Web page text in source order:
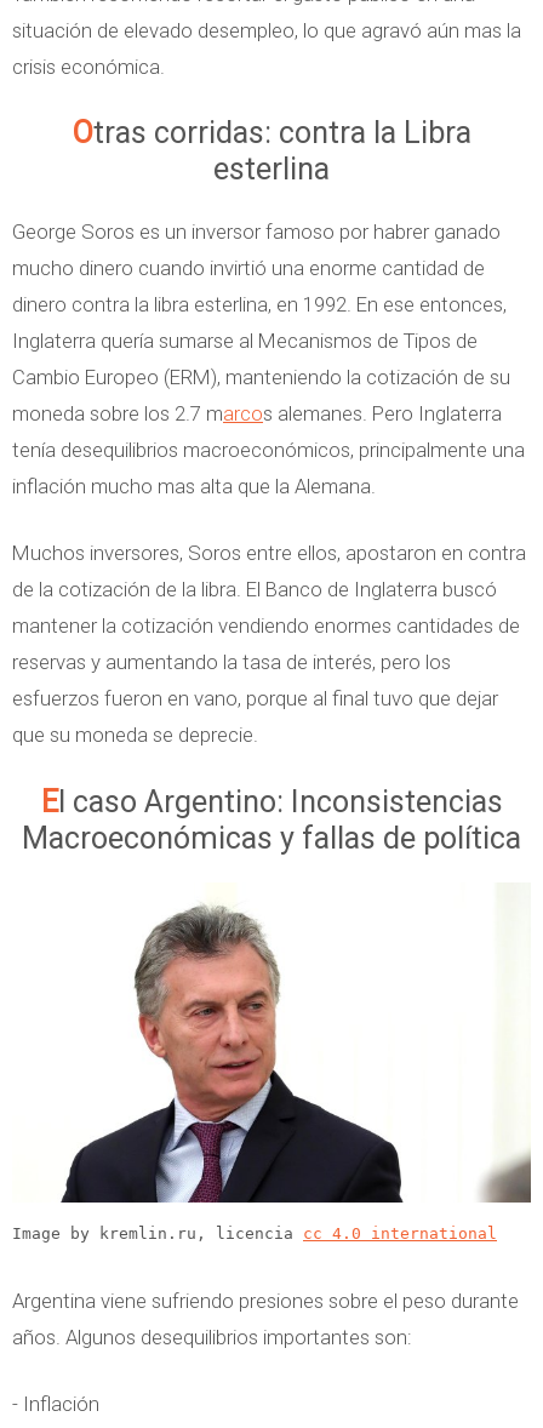
situación de elevado desempleo, lo que agravó aún mas la
crisis económica.
Otras corridas: contra la Libra
esterlina
George Soros es un inversor famoso por habrer ganado
mucho dinero cuando invirtió una enorme cantidad de
dinero contra la libra esterlina, en 1992. En ese entonces,
Inglaterra quería sumarse al Mecanismos de Tipos de
Cambio Europeo (ERM), manteniendo la cotización de su
moneda sobre los 2.7 marcos alemanes. Pero Inglaterra
tenía desequilibrios macroeconómicos, principalmente una
inflación mucho mas alta que la Alemana.
Muchos inversores, Soros entre ellos, apostaron en contra
de la cotización de la libra. El Banco de Inglaterra buscó
mantener la cotización vendiendo enormes cantidades de
reservas y aumentando la tasa de interés, pero los
esfuerzos fueron en vano, porque al final tuvo que dejar
que su moneda se deprecie.
El caso Argentino: Inconsistencias
Macroeconómicas y fallas de política
Image by kremlin.ru, licencia cc 4.0 international
Argentina viene sufriendo presiones sobre el peso durante
años. Algunos desequilibrios importantes son:
- Inflación